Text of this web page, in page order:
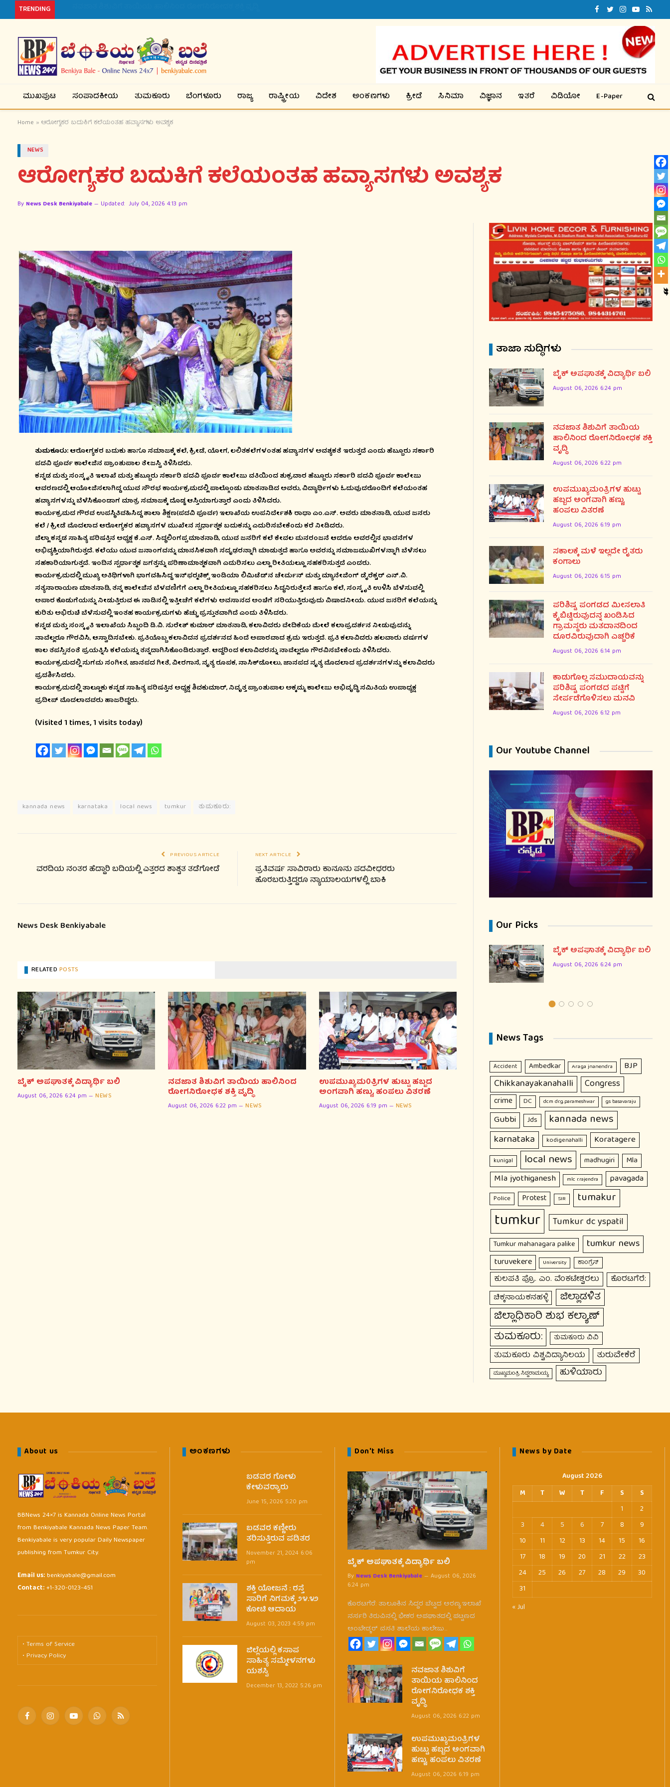
TRENDING Facebook
TwitterInstagram
YouTube
RSS
ಮುಖಪುಟ ಸಂಪಾದಕೀಯ ತುಮಕೂರು ಬೆಂಗಳೂರು ರಾಜ್ಯ ರಾಷ್ಟ್ರೀಯ ವಿದೇಶ ಅಂಕಣಗಳು ಕ್ರೀಡೆ ಸಿನಿಮಾ ವಿಜ್ಞಾನ ಇತರೆ ವಿಡಿಯೋ E-Paper
Home » ಆರೋಗ್ಯಕರ ಬದುಕಿಗೆ ಕಲೆಯಂತಹ ಹವ್ಯಾಸಗಳು ಅವಶ್ಯಕ
NEWS
ಆರೋಗ್ಯಕರ ಬದುಕಿಗೆ ಕಲೆಯಂತಹ ಹವ್ಯಾಸಗಳು ಅವಶ್ಯಕ
By News Desk Benkiyabale Updated: July 04, 2026 4:13 pm
ತುಮಕೂರು:ಆರೋಗ್ಯಕರ ಬದುಕು ಹಾಗೂ ಸಮಾಜಕ್ಕೆ ಕಲೆ, ಕ್ರೀಡೆ, ಯೋಗ, ಲಲಿತಕಲೆಗಳಂತಹ ಹವ್ಯಾಸಗಳ ಅವಶ್ಯಕತೆ ಇರುತ್ತದೆ ಎಂದು ಹೆಬ್ಬೂರು ಸರ್ಕಾರಿ
ಪದವಿ ಪೂರ್ವ ಕಾಲೇಜಿನ ಪ್ರಾಂಶುಪಾಲ ತೇಜಸ್ವಿ ತಿಳಿಸಿದರು.
ಕನ್ನಡ ಮತ್ತು ಸಂಸ್ಕೃತಿ ಇಲಾಖೆ ಮತ್ತು ಹೆಬ್ಬೂರು ಸರ್ಕಾರಿ ಪದವಿ ಪೂರ್ವ ಕಾಲೇಜು ವತಿಯಿಂದ ಶುಕ್ರವಾರ ಹೆಬ್ಬೂರು ಸರ್ಕಾರಿ ಪದವಿ ಪೂರ್ವ ಕಾಲೇಜು
ಆವರಣದಲ್ಲಿ ಆಯೋಜಿಸಲಾಗಿದ್ದ ಯುವ ಸೌರಭ ಕಾರ್ಯಕ್ರಮದಲ್ಲಿ ಪಾಲ್ಗೊಂಡು ಮಾತನಾಡಿದ ಅವರು, ವಿದ್ಯಾರ್ಥಿಗಳು ಓದುವುದರೊಂದಿಗೆ ಕಲೆಯಂತಹ
ಹವ್ಯಾಸಗಳನ್ನು ಬೆಳೆಸಿಕೊಂಡಾಗ ಮಾತ್ರ ಸಮಾಜಕ್ಕೆ ದೊಡ್ಡ ಆಸ್ತಿಯಾಗುತ್ತಾರೆ ಎಂದು ತಿಳಿಸಿದರು.
ಕಾರ್ಯಕ್ರಮದ ಗೌರವ ಉಪಸ್ಥಿತಿವಹಿಸಿದ್ದ ಶಾಲಾ ಶಿಕ್ಷಣ(ಪದವಿ ಪೂರ್ವ) ಇಲಾಖೆಯ ಉಪನಿರ್ದೇಶಕಿ ರಾಧಾ ಎಂ.ಎಸ್. ಅವರು ಮಾತನಾಡಿ, ಯುವ ಜನರು
ಕಲೆ / ಕ್ರೀಡೆ ಮೊದಲಾದ ಆರೋಗ್ಯಕರ ಹವ್ಯಾಸಗಳ ಮುಖೇನ ಸ್ಪರ್ಧಾತ್ಮಕ ಬದುಕನ್ನು ಎದುರಿಸಬೇಕೆಂದು ಕರೆ ನೀಡಿದರು.
ಜಿಲ್ಲಾ ಕನ್ನಡ ಸಾಹಿತ್ಯ ಪರಿಷತ್ತಿನ ಅಧ್ಯಕ್ಷ ಕೆ.ಎಸ್. ಸಿದ್ಧಲಿಂಗಪ್ಪ ಮಾತನಾಡಿ, ಯುವ ಜನರಿಗೆ ಕಲೆ ಕೇವಲ ಮನರಂಜನೆ ಆದರೂ ಅವರಲ್ಲಿನ ಭಾವನೆಗಳ
ಅಭಿವ್ಯಕ್ತಿಯಾಗಿರುತ್ತದೆ. ಕಲೆಯು ಯುವ ಜನಾಂಗವನ್ನು ಮಾನಸಿಕವಾಗಿ ಸದೃಢರನ್ನಾಗಿ ಮಾಡುತ್ತದೆ ಹಾಗೂ ಅವರನ್ನು ಸಮಾಜಮುಖಿಗಳನ್ನಾಗಿ ಬೆಳೆಸಲು
ಸಹಕಾರಿಯಾಗುತ್ತದೆ. ಇಂದಿನ ಸ್ಪರ್ಧಾತ್ಮಕ ಜಗತ್ತನ್ನು ಪರಿಣಾಮಾತ್ಮಕವಾಗಿ ಎದುರಿಸಲು ಎಲ್ಲಾ ರೀತಿಯಲ್ಲೂ ಸಹಕರಿಸುತ್ತದೆ ಎಂದರು.
ಕಾರ್ಯಕ್ರಮದಲ್ಲಿ ಮುಖ್ಯ ಅತಿಥಿಗಳಾಗಿ ಭಾಗವಹಿಸಿದ್ದ ಇನ್‌ಫರ‍್ಮಟಿಕ್ಸ್ ಇಂಡಿಯಾ ಲಿಮಿಟೆಡ್‌ನ ಚೇರ್ಮನ್ ಮತ್ತು ಮ್ಯಾನೇಜಿಂಗ್ ಡೈರೆಕ್ಟರ್ ಎನ್.ವಿ.
ಸತ್ಯನಾರಾಯಣ ಮಾತನಾಡಿ, ತನ್ನ ಕಾಲೇಜಿನ ಬೆಳವಣಿಗೆಗೆ ಎಲ್ಲಾ ರೀತಿಯಲ್ಲೂ ಸಹಕರಿಸಲು ಸಿದ್ಧನಿರುತ್ತೇನೆ ಹಾಗೂ ಕಲೆ, ಸಂಸ್ಕೃತಿ ಉಳಿಸಿ ಬೆಳೆಸುವಲ್ಲಿ
ಅಪಾರ ಕೊಡುಗೆಯನ್ನು ನೀಡುತ್ತಿರುವ ಈ ನಾಡಿನಲ್ಲಿ ಇತ್ತೀಚೆಗೆ ಕಲೆಗಳು ಅವಸಾನದ ಅಂಚಿಗೆ ಸರಿಯುತ್ತಿರುವುದು ವಿಷಾದನೀಯ. ಯುವ ಜನರಿಗೆ ಕಲೆಯನ್ನು
ಕುರಿತು ಅಭಿರುಚಿ ಬೆಳೆಸುವಲ್ಲಿ ಇಂತಹ ಕಾರ್ಯಕ್ರಮಗಳು ಹೆಚ್ಚು ಪ್ರಸ್ತುತವಾಗಿದೆ ಎಂದು ತಿಳಿಸಿದರು.
ಕನ್ನಡ ಮತ್ತು ಸಂಸ್ಕೃತಿ ಇಲಾಖೆಯ ಸಿಬ್ಬಂದಿ ಡಿ.ವಿ. ಸುರೇಶ್ ಕುಮಾರ್ ಮಾತನಾಡಿ, ಕಲಾವಿದರು ವೇದಿಕೆಯ ಮೇಲೆ ಕಲಾಪ್ರದರ್ಶನ ನೀಡುವುದನ್ನು
ನಾವೆಲ್ಲರೂ ಗೌರವಿಸಿ, ಆಸ್ವಾದಿಸಬೇಕು. ಪ್ರತಿಯೊಬ್ಬ ಕಲಾವಿದನ ಪ್ರದರ್ಶನದ ಹಿಂದೆ ಅಪಾರವಾದ ಶ್ರಮ ಇರುತ್ತದೆ. ಪ್ರತಿ ಕಲಾವಿದರು ಹಲವಾರು ವರ್ಷಗಳ
ಕಾಲ ತಪಸ್ಸಿನಂತೆ ಪ್ರಯತ್ನಿಸಿ ಕಲೆಯನ್ನು ತನ್ನದಾಗಿಸಿಕೊಂಡಿರುತ್ತಾರೆ. ಆದ್ದರಿಂದ ಕಲಾವಿದರನ್ನು ನಾವೆಲ್ಲರೂ ಗೌರವಿಸಬೇಕೆಂದು ತಿಳಿಸಿದರು.
ಕಾರ್ಯಕ್ರಮದಲ್ಲಿ ಸುಗಮ ಸಂಗೀತ, ಜಾನಪದ ಗೀತೆ, ವೀರಗಾಸೆ, ನೃತ್ಯ ರೂಪಕ, ನಾಸಿಕ್‌ಡೋಲು, ಜಾನಪದ ನೃತ್ಯ ಮೊದಲಾದ ಪ್ರದರ್ಶನಗಳನ್ನು ಕಲಾವಿದರು
ಪ್ರದರ್ಶಿಸಿದರು.
ಕಾರ್ಯಕ್ರಮದಲ್ಲಿ ತಾಲ್ಲೂಕು ಕನ್ನಡ ಸಾಹಿತ್ಯ ಪರಿಷತ್ತಿನ ಅಧ್ಯಕ್ಷ ಶಿವಕುಮಾರ್, ನಿವೃತ್ತ ಪ್ರಾಂಶುಪಾಲ ಅಕ್ಕಮ್ಮ, ಕಾಲೇಜು ಅಭಿವೃದ್ಧಿ ಸಮಿತಿಯ ಉಪಾಧ್ಯಕ್ಷ
ಪ್ರದೀಪ್ ಮೊದಲಾದವರು ಹಾಜರಿದ್ದರು.
(Visited 1 times, 1 visits today)
kannada news karnataka local news tumkur ತುಮಕೂರು:
PREVIOUS ARTICLE
ವರದಿಯ ನಂತರ ಹೆದ್ದಾರಿ ಬದಿಯಲ್ಲಿ ಎತ್ತರದ ಶಾಶ್ವತ ತಡೆಗೋಡೆ
NEXT ARTICLE
ಪ್ರತಿವರ್ಷ ಸಾವಿರಾರು ಕಾನೂನು ಪದವೀಧರರು
ಹೊರಬರುತ್ತಿದ್ದರೂ ನ್ಯಾಯಾಲಯಗಳಲ್ಲಿ ಬಾಕಿ
News Desk Benkiyabale
RELATEDPOSTS
ಬೈಕ್ ಅಪಘಾತಕ್ಕೆ ವಿದ್ಯಾರ್ಥಿ ಬಲಿ
August 06, 2026 6:24 pm NEWS
ನವಜಾತ ಶಿಶುವಿಗೆ ತಾಯಿಯ ಹಾಲಿನಿಂದ
ರೋಗನಿರೋಧಕ ಶಕ್ತಿ ವೃದ್ಧಿ
August 06, 2026 6:22 pm NEWS
ಉಪಮುಖ್ಯಮ0ತ್ರಿಗಳ ಹುಟ್ಟು ಹಬ್ಬದ
ಅಂಗವಾಗಿ ಹಣ್ಣು, ಹಂಪಲು ವಿತರಣೆ
August 06, 2026 6:19 pm NEWS
ತಾಜಾ ಸುದ್ಧಿಗಳು
ಬೈಕ್ ಅಪಘಾತಕ್ಕೆ ವಿದ್ಯಾರ್ಥಿ ಬಲಿ
August 06, 2026 6:24 pm
ನವಜಾತ ಶಿಶುವಿಗೆ ತಾಯಿಯ
ಹಾಲಿನಿಂದ ರೋಗನಿರೋಧಕ ಶಕ್ತಿ
ವೃದ್ಧಿ
August 06, 2026 6:22 pm
ಉಪಮುಖ್ಯಮ0ತ್ರಿಗಳ ಹುಟ್ಟು
ಹಬ್ಬದ ಅಂಗವಾಗಿ ಹಣ್ಣು,
ಹಂಪಲು ವಿತರಣೆ
August 06, 2026 6:19 pm
ಸಕಾಲಕ್ಕೆ ಮಳೆ ಇಲ್ಲದೇ ರೈತರು
ಕಂಗಾಲು
August 06, 2026 6:15 pm
ಪರಿಶಿಷ್ಟ ಪಂಗಡದ ಮೀಸಲಾತಿ
ಕೈಬಿಟ್ಟಿರುವುದನ್ನ ಖಂಡಿಸಿದ
ಗ್ರಾಮಸ್ಥರು ಮತದಾನದಿಂದ
ದೂರವಿರುವುದಾಗಿ ಎಚ್ಚರಿಕೆ
August 06, 2026 6:14 pm
ಕಾಡುಗೊಲ್ಲ ಸಮುದಾಯವನ್ನು
ಪರಿಶಿಷ್ಟ ಪಂಗಡದ ಪಟ್ಟಿಗೆ
ಸೇರ್ಪಡೆಗೊಳಿಸಲು ಮನವಿ
August 06, 2026 6:12 pm
Our Youtube Channel
Our Picks
August 06, 2026 6:14 pm
ಬೈಕ್ ಅಪಘಾತಕ್ಕೆ ವಿದ್ಯಾರ್ಥಿ ಬಲಿ
August 06, 2026 6:24 pm
News Tags
Accident Ambedkar Araga jnanendra BJP
Chikkanayakanahalli Congress
crime DC dcm dr.g.parameshwar gs basavaraju
Gubbi Jds kannada news
karnataka kodigenahalli Koratagere
kunigal local news madhugiri Mla
Mla jyothiganesh mlc r.rajendra pavagada
Police Protest SIR tumakur
tumkur Tumkur dc yspatil
Tumkur mahanagara palike tumkur news
turuvekere University ಕಾಂಗ್ರೆಸ್
ಕುಲಪತಿ ಪ್ರೊ. ಎಂ. ವೆಂಕಟೇಶ್ವರಲು ಕೊರಟಗೆರೆ:
ಚಿಕ್ಕನಾಯಕನಹಳ್ಳಿ ಜಿಲ್ಲಾಡಳಿತ
ಜಿಲ್ಲಾಧಿಕಾರಿ ಶುಭ ಕಲ್ಯಾಣ್
ತುಮಕೂರು:
ತುಮಕೂರು ವಿವಿ
ತುಮಕೂರು ವಿಶ್ವವಿದ್ಯಾನಿಲಯ ತುರುವೇಕೆರೆ
ಮುಖ್ಯಮಂತ್ರಿ ಸಿದ್ದರಾಮಯ್ಯ ಹುಳಿಯಾರು
About us
BBNews 24×7 is Kannada Online News Portal
from Benkiyabale Kannada News Paper Team.
Benkiyabale is very popular Daily Newspaper
publishing from Tumkur City.
Email us:benkiyabale@gmail.com
Contact:+1-320-0123-451
• Terms of Service
• Privacy Policy
FacebookInstagramYouTubeWhatsApp
RSS
ಅಂಕಣಗಳು
ಬಡವರ ಗೋಳು
ಕೇಳುವರ‍್ಯಾರು
June 15, 2026 5:20 pm
ಬಡವರ ಕಣ್ಣೀರು
ತರಿಸುತ್ತಿರುವ ಪಡಿತರ
November 21, 2024 6:06
pm
ಶಕ್ತಿ ಯೋಜನೆ : ರಸ್ತೆ
ಸಾರಿಗೆ ನಿಗಮಕ್ಕೆ ೨೪.೪೨
ಕೋಟಿ ಆದಾಯ
August 03, 2023 4:59 pm
ಜಿಲ್ಲೆಯಲ್ಲಿ ಕಸಾಪ
ಸಾಹಿತ್ಯ ಸಮ್ಮೇಳನಗಳು
ಯಶಸ್ವಿ
December 13, 2022 5:26 pm
Don't Miss
ಬೈಕ್ ಅಪಘಾತಕ್ಕೆ ವಿದ್ಯಾರ್ಥಿ ಬಲಿ
By News Desk Benkiyabale
August 06, 2026
6:24 pm
ಕೊರಟಗೆರೆ: ತಾಲೂಕಿನ ಸಿದ್ದರ ಬೆಟ್ಟದ ಅರಣ್ಯ ಇಲಾಖೆ
ನರ್ಸರಿ ತಿರುವಿನಲ್ಲಿ ಭೀಕರ ಅಪಘಾತದಲ್ಲಿ ಪಟ್ಟಣದ
ಅಂಬೇಡ್ಕರ್ ವಸತಿ ಶಾಲೆಯ ಕಾಲೇಜು…
ನವಜಾತ ಶಿಶುವಿಗೆ
ತಾಯಿಯ ಹಾಲಿನಿಂದ
ರೋಗನಿರೋಧಕ ಶಕ್ತಿ
ವೃದ್ಧಿ
August 06, 2026 6:22 pm
ಉಪಮುಖ್ಯಮ0ತ್ರಿಗಳ
ಹುಟ್ಟು ಹಬ್ಬದ ಅಂಗವಾಗಿ
ಹಣ್ಣು, ಹಂಪಲು ವಿತರಣೆ
August 06, 2026 6:19 pm
News by Date
August 2026
M
T W T F S
S
1
2
3
4 5 6 7 8
9
10
11 12 13 14 15
16
17
18 19 20 21 22
23
24
25 26 27 28 29
30
31
« Jul